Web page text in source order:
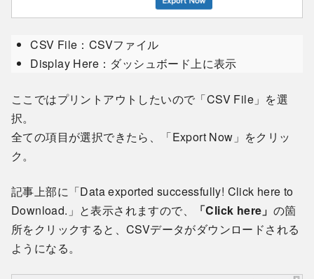
CSV File：CSVファイル
Display Here：ダッシュボード上に表示
ここではプリントアウトしたいので「CSV File」を選
択。
全ての項目が選択できたら、「Export Now」をクリッ
ク。
記事上部に「Data exported successfully! Click here to
Download.」と表示されますので、
「Click here」 の箇
所をクリックすると、CSVデータがダウンロードされる
ようになる。